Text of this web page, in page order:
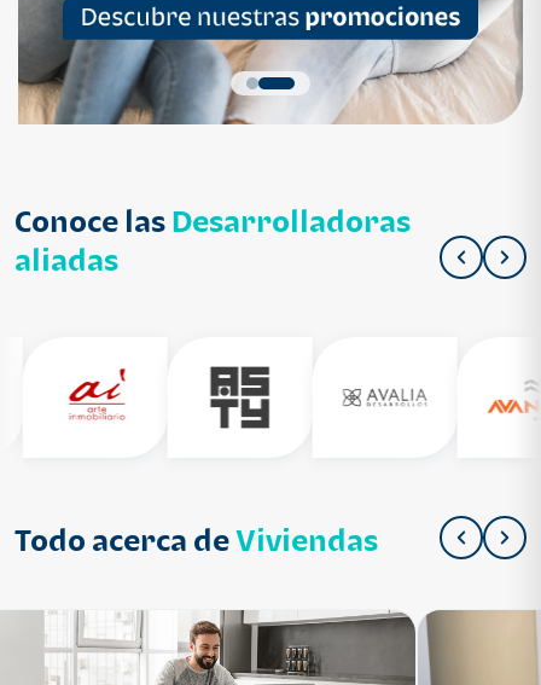
Conoce las Desarrolladoras
aliadas
Todo acerca deViviendas